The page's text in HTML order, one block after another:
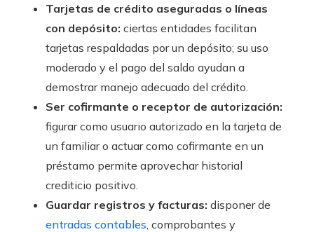
Tarjetas de crédito aseguradas o líneas
con depósito: ciertas entidades facilitan
tarjetas respaldadas por un depósito; su uso
moderado y el pago del saldo ayudan a
demostrar manejo adecuado del crédito.
Ser cofirmante o receptor de autorización:
figurar como usuario autorizado en la tarjeta de
un familiar o actuar como cofirmante en un
préstamo permite aprovechar historial
crediticio positivo.
Guardar registros y facturas: disponer de
entradas contables , comprobantes y